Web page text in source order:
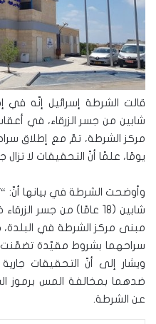
قالت الشرطة إسرائيل إنّه في
شابين من جسر الزرقاء، في
يومًا، علمًا أنّ التحقيقات لا تزال
وأوضحت الشرطة في بيانها أنّ:
شابين (18 عامًا) من جسر
مبنى مركز الشرطة في البلدة،
ويشار إلى أنّ التحقيقات
ضدهما بمخالفة المس برموز
عن الشرطة.